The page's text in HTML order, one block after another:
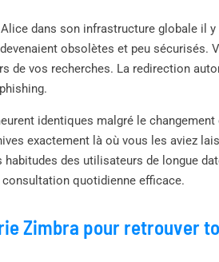
dans son infrastructure globale il
obsolètes et peu sécurisés.
de vos recherches. La redirection
identiques malgré le changement
exactement là où vous les aviez
des utilisateurs de longue
quotidienne efficace.
Zimbra pour retrouver